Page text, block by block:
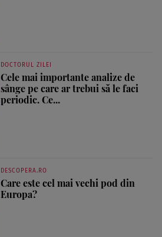
DOCTORUL ZILEI
Cele mai importante analize de
sânge pe care ar trebui să le faci
periodic. Ce...
DESCOPERA.RO
Care este cel mai vechi pod din
Europa?